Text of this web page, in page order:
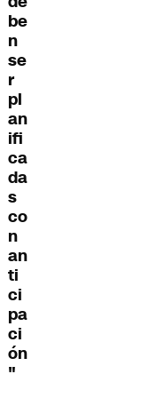
be
n
se
r
pl
an
ifi
ca
da
s
co
n
an
ti
ci
pa
ci
ón
"